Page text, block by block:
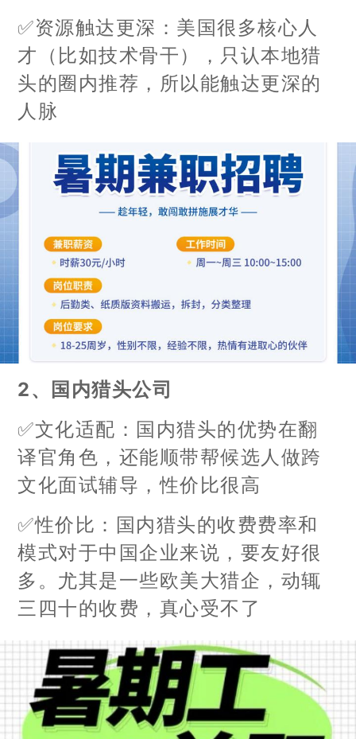
✅资源触达更深：美国很多核心人
才（比如技术骨干），只认本地猎
头的圈内推荐，所以能触达更深的
人脉
2、国内猎头公司
✅文化适配：国内猎头的优势在翻
译官角色，还能顺带帮候选人做跨
文化面试辅导，性价比很高
✅性价比：国内猎头的收费费率和
模式对于中国企业来说，要友好很
多。尤其是一些欧美大猎企，动辄
三四十的收费，真心受不了